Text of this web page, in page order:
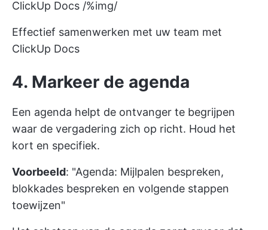
ClickUp Docs /%img/
Effectief samenwerken met uw team met
ClickUp Docs
4. Markeer de agenda
Een agenda helpt de ontvanger te begrijpen
waar de vergadering zich op richt. Houd het
kort en specifiek.
Voorbeeld: "Agenda: Mijlpalen bespreken,
blokkades bespreken en volgende stappen
toewijzen"